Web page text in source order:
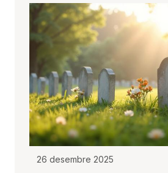
26 desembre 2025